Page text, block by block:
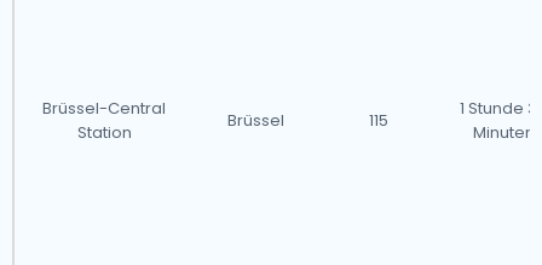
Brüssel-Central
Station
Brüssel 115
1 Stunde
Minuten